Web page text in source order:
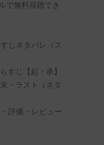
で無料視聴でき
じネタバレ（ス
すじ【起・承】
・ラスト（ネタ
評価・レビュー